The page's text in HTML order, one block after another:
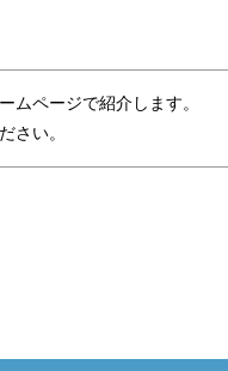
ムページで紹介します。
さい。